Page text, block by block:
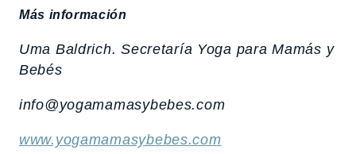
Más información
Uma Baldrich. Secretaría Yoga para Mamás y
Bebés
info@yogamamasybebes.com
www.yogamamasybebes.com